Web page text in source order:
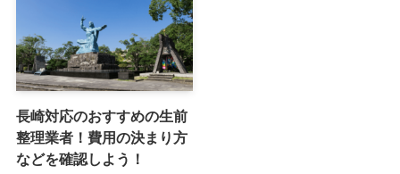
長崎対応のおすすめの生前
整理業者！費用の決まり方
などを確認しよう！